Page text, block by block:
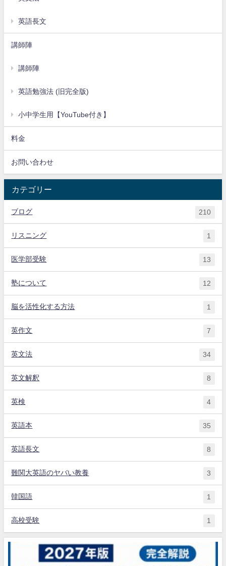
英語長文
講師陣
講師陣
英語勉強法 (旧完全版)
小中学生用【YouTube付き】
料金
お問い合わせ
カテゴリー
ブログ 210
リスニング 1
医学部受験 13
塾について 12
脳を活性化する方法 1
英作文 7
英文法 34
英文解釈 8
英検 4
英語本 35
英語長文 8
難関大英語のヤバい教養 3
韓国語 1
高校受験 1